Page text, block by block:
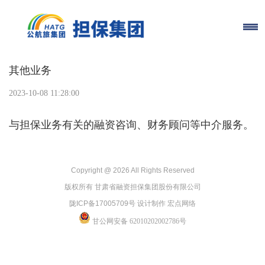
其他业务
2023-10-08 11:28:00
与担保业务有关的融资咨询、财务顾问等中介服务。
Copyright @ 2026 All Rights Reserved
版权所有 甘肃省融资担保集团股份有限公司
陇ICP备17005709号 设计制作 宏点网络
甘公网安备 62010202002786号